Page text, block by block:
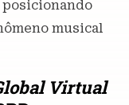
posicionando
musical
Virtual